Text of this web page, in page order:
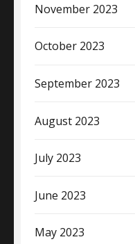
November 2023
October 2023
September 2023
August 2023
July 2023
June 2023
May 2023